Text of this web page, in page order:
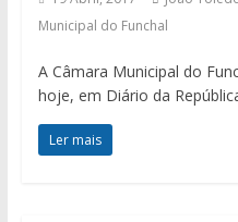
Municipal do Funchal
A Câmara Municipal do
hoje, em Diário da
Ler mais